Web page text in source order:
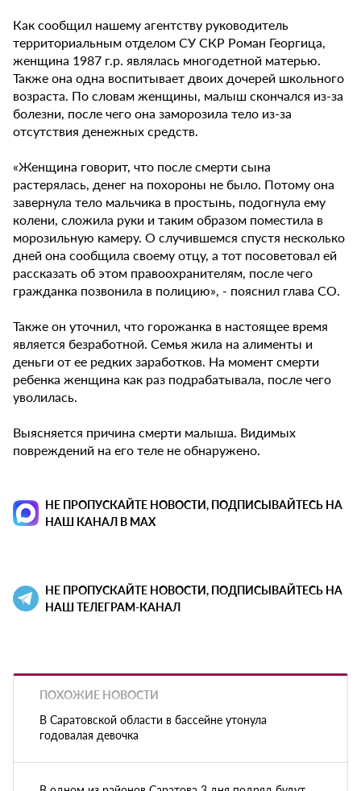
Как сообщил нашему агентству руководитель
территориальным отделом СУ СКР Роман Георгица,
женщина 1987 г.р. являлась многодетной матерью.
Также она одна воспитывает двоих дочерей школьного
возраста. По словам женщины, малыш скончался из-за
болезни, после чего она заморозила тело из-за
отсутствия денежных средств.
«Женщина говорит, что после смерти сына
растерялась, денег на похороны не было. Потому она
завернула тело мальчика в простынь, подогнула ему
колени, сложила руки и таким образом поместила в
морозильную камеру. О случившемся спустя несколько
дней она сообщила своему отцу, а тот посоветовал ей
рассказать об этом правоохранителям, после чего
гражданка позвонила в полицию», - пояснил глава СО.
Также он уточнил, что горожанка в настоящее время
является безработной. Семья жила на алименты и
деньги от ее редких заработков. На момент смерти
ребенка женщина как раз подрабатывала, после чего
уволилась.
Выясняется причина смерти малыша. Видимых
повреждений на его теле не обнаружено.
НЕ ПРОПУСКАЙТЕ НОВОСТИ, ПОДПИСЫВАЙТЕСЬ НА
НАШ КАНАЛ В MAX
НЕ ПРОПУСКАЙТЕ НОВОСТИ, ПОДПИСЫВАЙТЕСЬ НА
НАШ ТЕЛЕГРАМ-КАНАЛ
ПОХОЖИЕ НОВОСТИ
В Саратовской области в бассейне утонула
годовалая девочка